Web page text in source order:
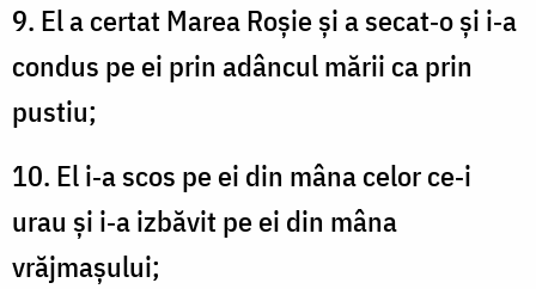
9. El a certat Marea Roșie și a secat‑o și i‑a
condus pe ei prin adâncul mării ca prin
pustiu;
10. El i‑a scos pe ei din mâna celor ce‑i
urau și i‑a izbăvit pe ei din mâna
vrăjmașului;